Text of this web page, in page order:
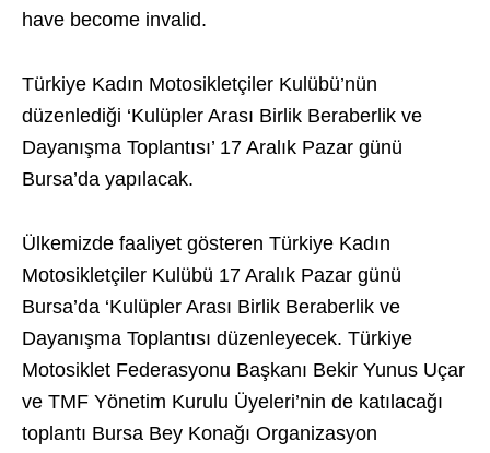
have become invalid.
Türkiye Kadın Motosikletçiler Kulübü’nün
düzenlediği ‘Kulüpler Arası Birlik Beraberlik ve
Dayanışma Toplantısı’ 17 Aralık Pazar günü
Bursa’da yapılacak.
Ülkemizde faaliyet gösteren Türkiye Kadın
Motosikletçiler Kulübü 17 Aralık Pazar günü
Bursa’da ‘Kulüpler Arası Birlik Beraberlik ve
Dayanışma Toplantısı düzenleyecek. Türkiye
Motosiklet Federasyonu Başkanı Bekir Yunus Uçar
ve TMF Yönetim Kurulu Üyeleri’nin de katılacağı
toplantı Bursa Bey Konağı Organizasyon